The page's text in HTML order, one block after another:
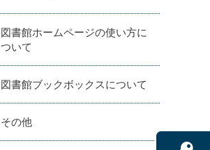
図書館ホームページの使い方に
ついて
図書館ブックボックスについて
その他